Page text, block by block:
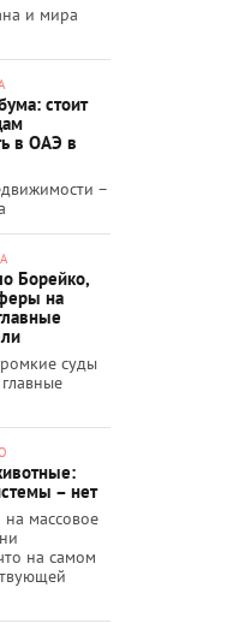
и мира
стоит
в ОАЭ в
–
Борейко,
на
суды
– нет
на массовое
на самом